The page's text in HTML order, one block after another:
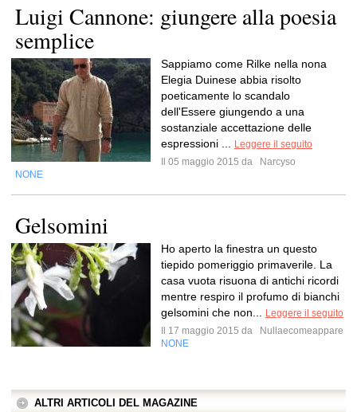
Luigi Cannone: giungere alla poesia
semplice
Sappiamo come Rilke nella nona
Elegia Duinese abbia risolto
poeticamente lo scandalo
dell'Essere giungendo a una
sostanziale accettazione delle
espressioni ...
Leggere il seguito
Il 05 maggio 2015 da
Narcyso
NONE
Gelsomini
Ho aperto la finestra un questo
tiepido pomeriggio primaverile. La
casa vuota risuona di antichi ricordi
mentre respiro il profumo di bianchi
gelsomini che non...
Leggere il seguito
Il 17 maggio 2015 da
Nullaecomeappare
NONE
ALTRI ARTICOLI DEL MAGAZINE